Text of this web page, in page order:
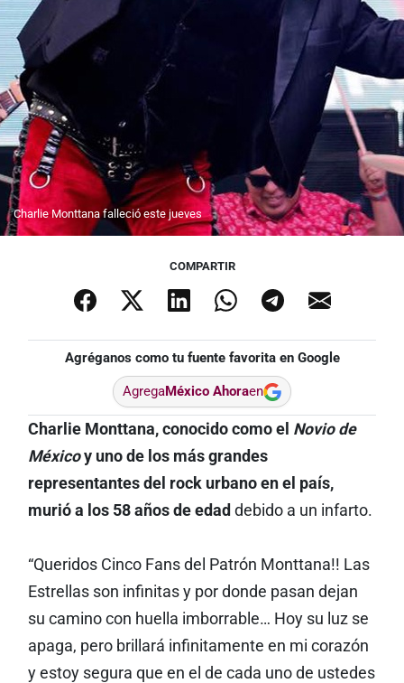
Charlie Monttana falleció este jueves
COMPARTIR
Agréganos como tu fuente favorita en Google
AgregaMéxico Ahoraen
Charlie Monttana, conocido como el Novio de
Méxicoy uno de los más grandes
representantes del rock urbano en el país,
murió a los 58 años de edad debido a un infarto.
“Queridos Cinco Fans del Patrón Monttana!! Las
Estrellas son infinitas y por donde pasan dejan
su camino con huella imborrable… Hoy su luz se
apaga, pero brillará infinitamente en mi corazón
y estoy segura que en el de cada uno de ustedes